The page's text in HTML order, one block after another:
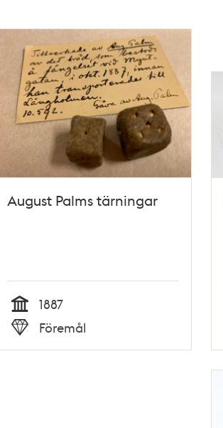
August Palms tärningar
Tid
1887
Typ
Föremål